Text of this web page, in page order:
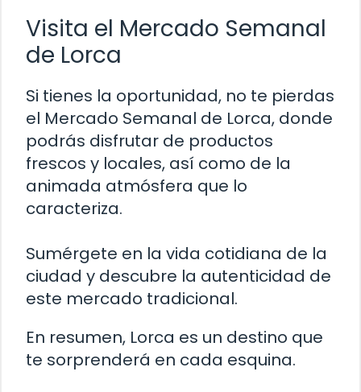
Visita el Mercado Semanal
de Lorca
Si tienes la oportunidad, no te pierdas
el Mercado Semanal de Lorca, donde
podrás disfrutar de productos
frescos y locales, así como de la
animada atmósfera que lo
caracteriza.
Sumérgete en la vida cotidiana de la
ciudad y descubre la autenticidad de
este mercado tradicional.
En resumen, Lorca es un destino que
te sorprenderá en cada esquina.